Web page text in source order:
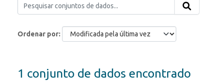
Ordenar por
1 conjunto de dados encontrado